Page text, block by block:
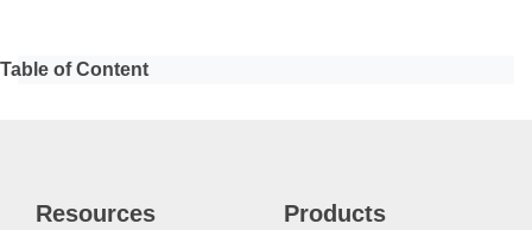
Table of Content
Resources Products